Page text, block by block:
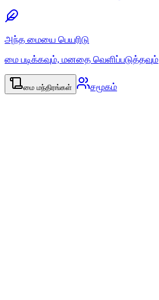
அந்த மையை பெயரிடு
மை படிக்கவும், மனதை வெளிப்படுத்தவும்
மை மந்திரங்கள் சமூகம்